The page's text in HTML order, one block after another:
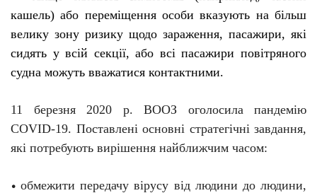
кашель) або переміщення особи вказують на більш
велику зону ризику щодо зараження, пасажири, які
сидять у всій секції, або всі пасажири повітряного
судна можуть вважатися контактними.
11 березня 2020 р. ВООЗ оголосила пандемію
COVID-19. Поставлені основні стратегічні завдання,
які потребують вирішення найближчим часом:
•обмежити передачу вірусу від людини до людини,